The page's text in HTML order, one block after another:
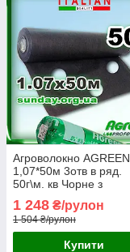
Агроволокно AGREEN
1,07*50м 3отв в ряд.
50г\м. кв Чорне з
1 248 ₴/рулон
1 504 ₴/рулон
Купити